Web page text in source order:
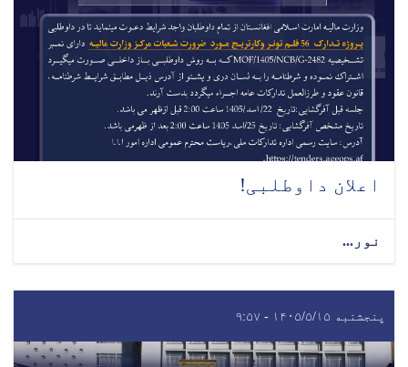
اعلان داوطلبی!
نور...
پنجشنبه ۱۴۰۵/۵/۱۵ - ۹:۵۷